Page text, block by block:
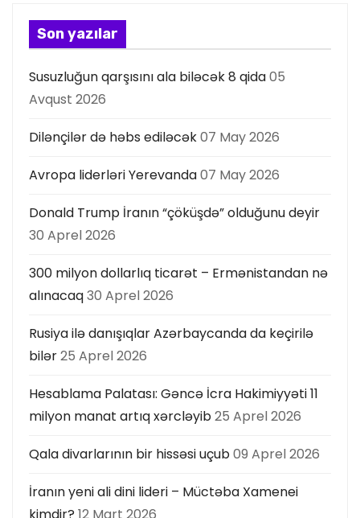
a
ı
Son yazılar
Susuzluğun qarşısını ala biləcək 8 qida05
Avqust 2026
Dilənçilər də həbs ediləcək07 May 2026
Avropa liderləri Yerevanda07 May 2026
Donald Trump İranın “çöküşdə” olduğunu deyir
30 Aprel 2026
300 milyon dollarlıq ticarət – Ermənistandan nə
alınacaq30 Aprel 2026
Rusiya ilə danışıqlar Azərbaycanda da keçirilə
bilər25 Aprel 2026
Hesablama Palatası: Gəncə İcra Hakimiyyəti 11
milyon manat artıq xərcləyib25 Aprel 2026
Qala divarlarının bir hissəsi uçub09 Aprel 2026
İranın yeni ali dini lideri – Müctəba Xamenei
kimdir? 12 Mart 2026